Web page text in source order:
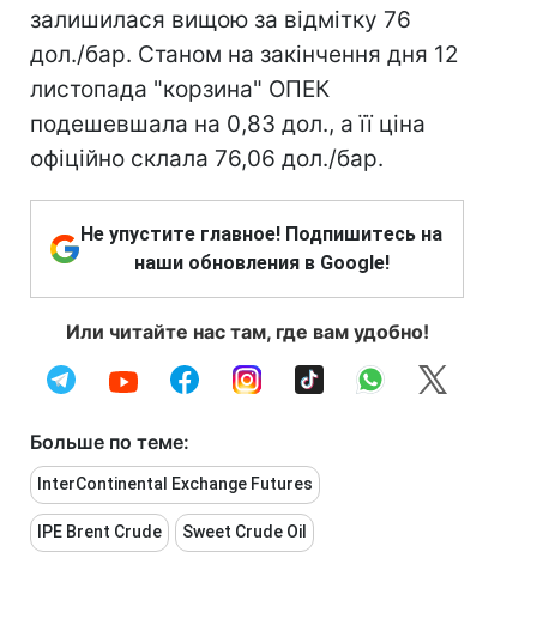
залишилася вищою за відмітку 76
дол./бар. Станом на закінчення дня 12
листопада "корзина" ОПЕК
подешевшала на 0,83 дол., а її ціна
офіційно склала 76,06 дол./бар.
Не упустите главное! Подпишитесь на
наши обновления в Google!
Или читайте нас там, где вам удобно!
Больше по теме:
InterContinental Exchange Futures
IPE Brent Crude Sweet Crude Oil